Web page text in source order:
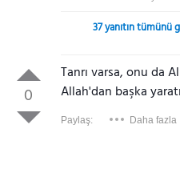
37 yanıtın tümünü
0
Tanrı varsa, onu da
Allah'dan başka
Paylaş: Daha fazla